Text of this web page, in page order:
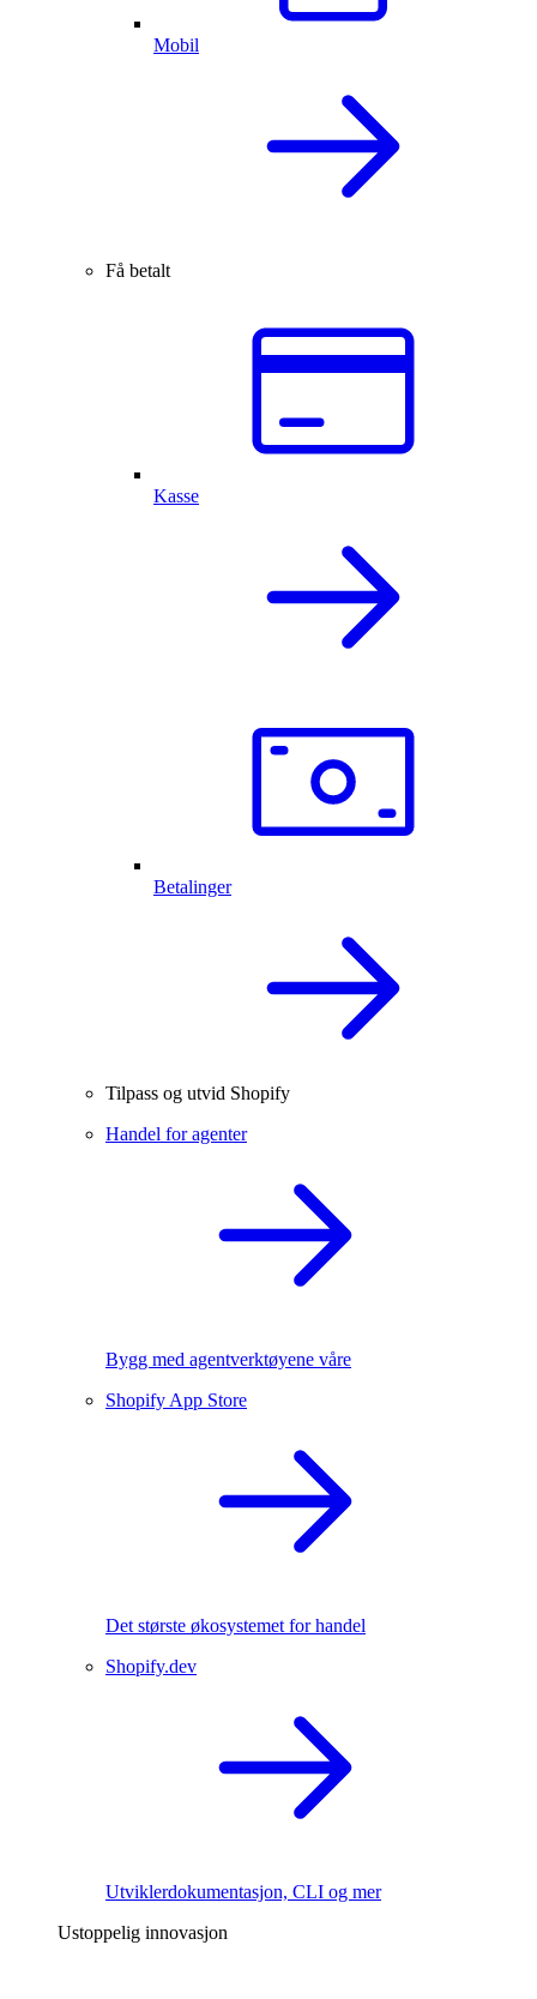
Mobil
Få betalt
Kasse
Betalinger
Tilpass og utvid Shopify
Handel for agenter
Bygg med agentverktøyene våre
Shopify App Store
Det største økosystemet for handel
Shopify.dev
Utviklerdokumentasjon, CLI og mer
Ustoppelig innovasjon